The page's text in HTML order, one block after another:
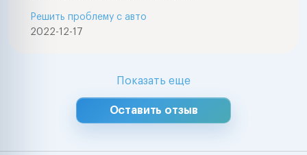
2022-12-17
Решить проблему с авто
Показать еще
Оставить отзыв